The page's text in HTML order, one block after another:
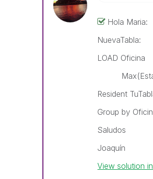
Hola Maria:
NuevaTabla:
LOAD Oficina
Resident
Group by
Saludos
Joaquín
View solution